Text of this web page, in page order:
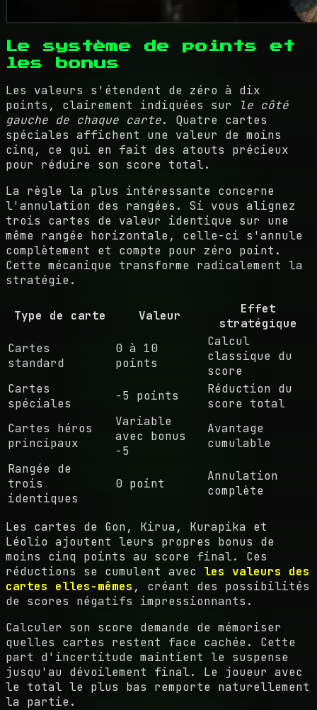
Le système de points et
les bonus
Les valeurs s'étendent de zéro à dix
points, clairement indiquées sur
le côté
gauche de chaque carte. Quatre cartes
spéciales affichent une valeur de moins
cinq, ce qui en fait des atouts précieux
pour réduire son score total.
La règle la plus intéressante concerne
l'annulation des rangées. Si vous alignez
trois cartes de valeur identique sur une
même rangée horizontale, celle-ci s'annule
complètement et compte pour zéro point.
Cette mécanique transforme radicalement la
stratégie.
Type de carte Valeur
Effet
stratégique
Cartes
standard
0 à 10
points
Calcul
classique du
score
Cartes
spéciales
-5 points
Réduction du
score total
Cartes héros
principaux
Variable
avec bonus
-5
Avantage
cumulable
Rangée de
trois
identiques
0 point
Annulation
complète
Les cartes de Gon, Kirua, Kurapika et
Léolio ajoutent leurs propres bonus de
moins cinq points au score final. Ces
réductions se cumulent avec les valeurs des
cartes elles-mêmes , créant des possibilités
de scores négatifs impressionnants.
Calculer son score demande de mémoriser
quelles cartes restent face cachée. Cette
part d'incertitude maintient le suspense
jusqu'au dévoilement final. Le joueur avec
le total le plus bas remporte naturellement
la partie.